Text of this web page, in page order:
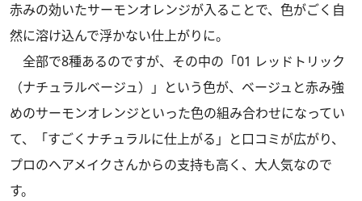
赤みの効いたサーモンオレンジが入ることで、色がごく自
然に溶け込んで浮かない仕上がりに。
全部で8種あるのですが、その中の「01 レッドトリック
（ナチュラルベージュ）」という色が、ベージュと赤み強
めのサーモンオレンジといった色の組み合わせになってい
て、「すごくナチュラルに仕上がる」と口コミが広がり、
プロのヘアメイクさんからの支持も高く、大人気なので
す。